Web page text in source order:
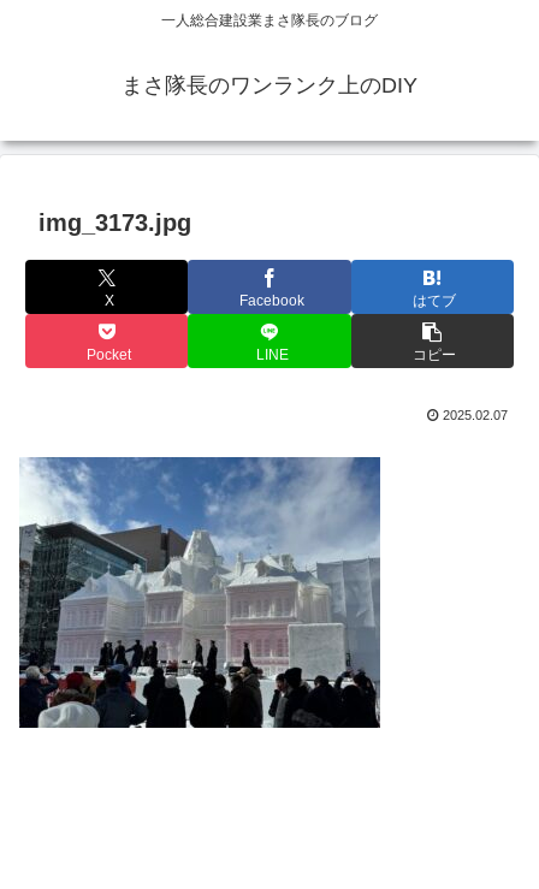
一人総合建設業まさ隊長のブログ
まさ隊長のワンランク上のDIY
img_3173.jpg
X Facebook はてブ
Pocket LINE コピー
2025.02.07